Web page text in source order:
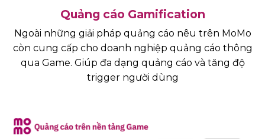
Quảng cáo Gamification
Ngoài những giải pháp quảng cáo nêu trên MoMo
còn cung cấp cho doanh nghiệp quảng cáo thông
qua Game. Giúp đa dạng quảng cáo và tăng độ
trigger người dùng